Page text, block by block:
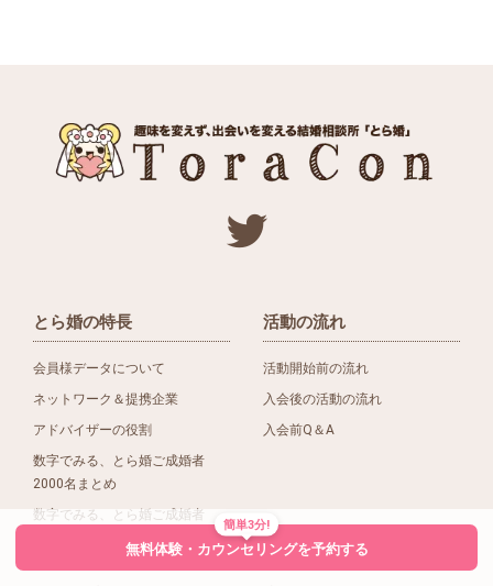
とら婚の特長
会員様データについて
ネットワーク＆提携企業
アドバイザーの役割
数字でみる、とら婚ご成婚者
2000名まとめ
数字でみる、とら婚ご成婚者
活動の流れ
活動開始前の流れ
入会後の活動の流れ
入会前Q＆A
簡単3分!
無料体験・カウンセリングを予約する